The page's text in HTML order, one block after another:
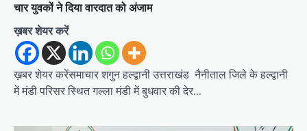
चार युवकों ने दिया वारदात को अंजाम
ख़बर शेयर करें
ख़बर शेयर करेंसमाचार शगुन हल्द्वानी उत्तराखंड नैनीताल जिले के हल्द्वानी
में मंडी परिसर स्थित गल्ला मंडी में बुधवार की देर…